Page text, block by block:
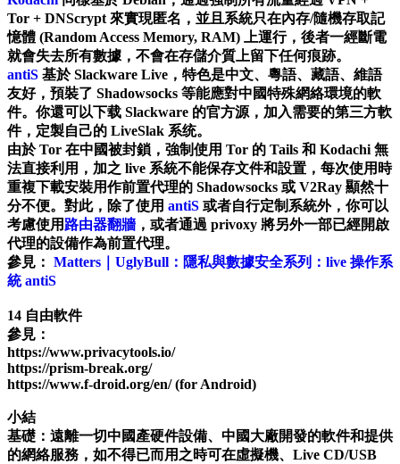
Tor + DNScrypt 來實現匿名，並且系統只在內存/隨機存取記
憶體 (Random Access Memory, RAM) 上運行，後者一經斷電
就會失去所有數據，不會在存儲介質上留下任何痕跡。
antiS 基於 Slackware Live，特色是中文、粵語、藏語、維語
友好，預裝了 Shadowsocks 等能應對中國特殊網絡環境的軟
件。你還可以下载 Slackware 的官方源，加入需要的第三方軟
件，定製自己的 LiveSlak 系统。
由於 Tor 在中國被封鎖，強制使用 Tor 的 Tails 和 Kodachi 無
法直接利用，加之 live 系統不能保存文件和設置，每次使用時
重複下載安裝用作前置代理的 Shadowsocks 或 V2Ray 顯然十
分不便。對此，除了使用 antiS 或者自行定制系統外，你可以
考慮使用 路由器翻牆 ，或者通過 privoxy 將另外一部已經開啟
代理的設備作為前置代理。
參見： Matters｜UglyBull：隱私與數據安全系列：live 操作系
統 antiS
14 自由軟件
參見：
https://www.privacytools.io/
https://prism-break.org/
https://www.f-droid.org/en/ (for Android)
小結
基礎：遠離一切中國產硬件設備、中國大廠開發的軟件和提供
的網絡服務，如不得已而用之時可在虛擬機、Live CD/USB